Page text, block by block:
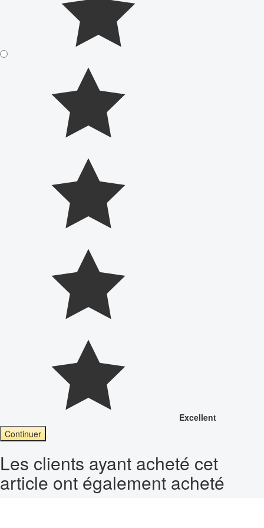
Excellent
Continuer
Les clients ayant acheté cet
article ont également acheté